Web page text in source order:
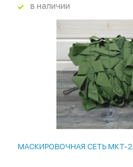
в наличии
лидер продаж
23 %
МАСКИРОВОЧНАЯ СЕТЬ МКТ-